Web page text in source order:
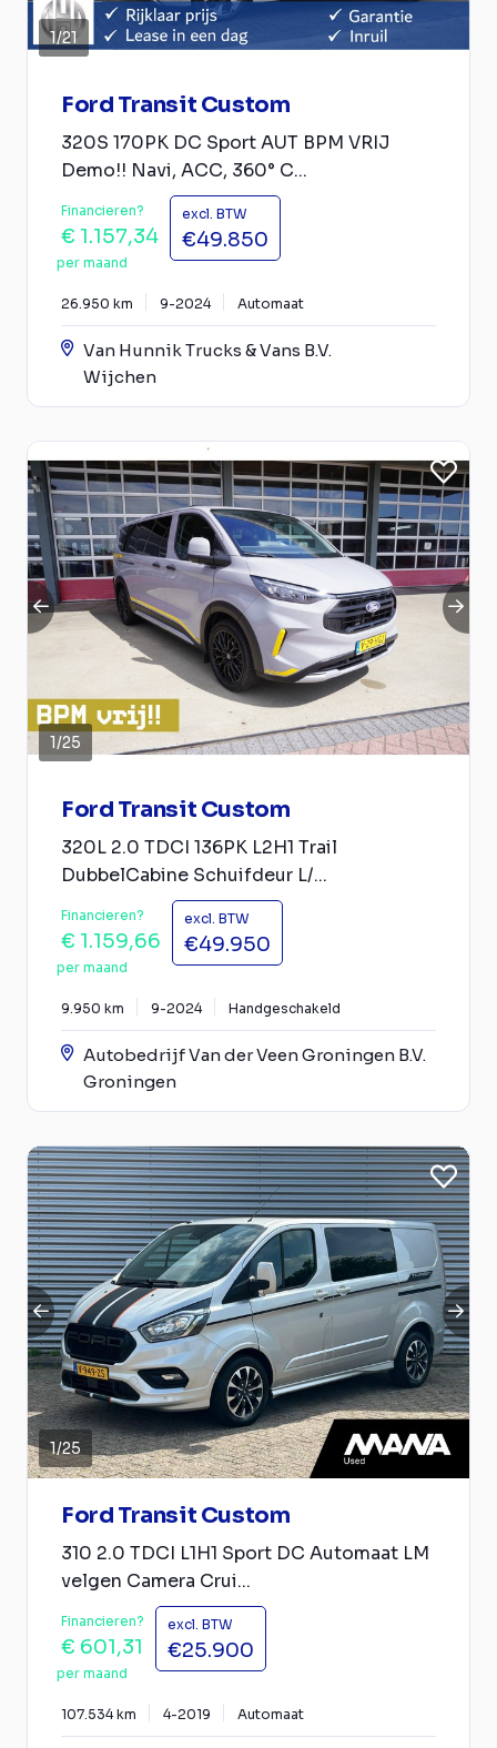
1/21
Ford Transit Custom
320S 170PK DC Sport AUT BPM VRIJ
Demo!! Navi, ACC, 360° C...
Financieren?
€ 1.157,34
per maand
excl. BTW
€49.850
26.950 km 9-2024 Automaat
Van Hunnik Trucks & Vans B.V.
Wijchen
1/25
Ford Transit Custom
320L 2.0 TDCI 136PK L2H1 Trail
DubbelCabine Schuifdeur L/...
Financieren?
€ 1.159,66
per maand
excl. BTW
€49.950
9.950 km 9-2024 Handgeschakeld
Autobedrijf Van der Veen Groningen B.V.
Groningen
1/25
Ford Transit Custom
310 2.0 TDCI L1H1 Sport DC Automaat LM
velgen Camera Crui...
Financieren?
€ 601,31
per maand
excl. BTW
€25.900
107.534 km 4-2019 Automaat